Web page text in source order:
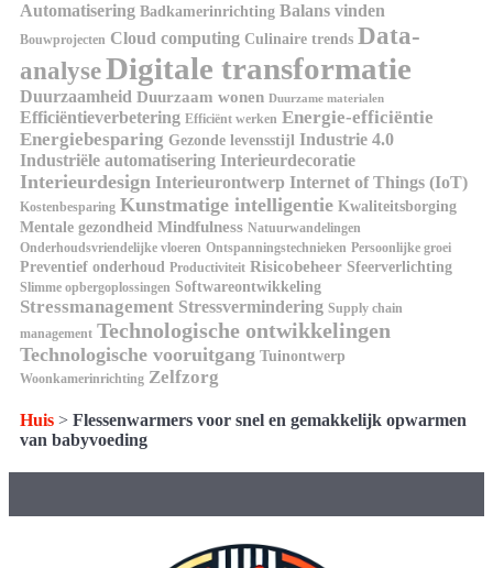
Automatisering Badkamerinrichting Balans vinden
Bouwprojecten Cloud computing Culinaire trends Data-
analyseDigitale transformatie
Duurzaamheid Duurzaam wonen Duurzame materialen
Efficiëntieverbetering Efficiënt werken Energie-efficiëntie
Energiebesparing Gezonde levensstijl Industrie 4.0
Industriële automatisering Interieurdecoratie
Interieurdesign Interieurontwerp Internet of Things (IoT)
Kostenbesparing Kunstmatige intelligentie Kwaliteitsborging
Mentale gezondheid Mindfulness Natuurwandelingen
Onderhoudsvriendelijke vloeren Ontspanningstechnieken Persoonlijke groei
Preventief onderhoud Productiviteit Risicobeheer Sfeerverlichting
Slimme opbergoplossingen Softwareontwikkeling
Stressmanagement Stressvermindering Supply chain
management Technologische ontwikkelingen
Technologische vooruitgang Tuinontwerp
Woonkamerinrichting Zelfzorg
Huis > Flessenwarmers voor snel en gemakkelijk opwarmen
van babyvoeding